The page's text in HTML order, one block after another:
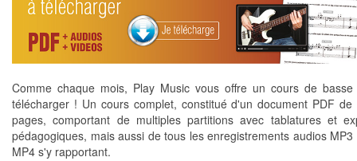
Comme chaque mois, Play Music vous offre un cours de
télécharger ! Un cours complet, constitué d'un document PDF de
pages, comportant de multiples partitions avec tablatures et
pédagogiques, mais aussi de tous les enregistrements audios MP3
MP4 s'y rapportant.